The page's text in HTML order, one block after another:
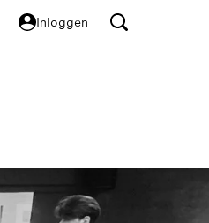
Inloggen